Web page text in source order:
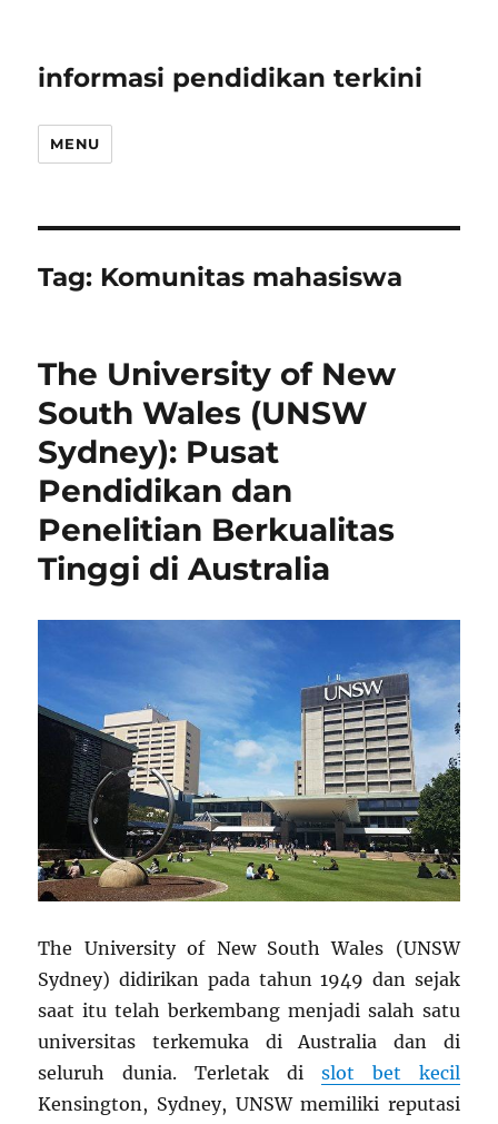
informasi pendidikan terkini
MENU
Tag: Komunitas mahasiswa
The University of New
South Wales (UNSW
Sydney): Pusat
Pendidikan dan
Penelitian Berkualitas
Tinggi di Australia
The University of New South Wales (UNSW
Sydney) didirikan pada tahun 1949 dan sejak
saat itu telah berkembang menjadi salah satu
universitas terkemuka di Australia dan di
seluruh dunia. Terletak di slot bet kecil
Kensington, Sydney, UNSW memiliki reputasi